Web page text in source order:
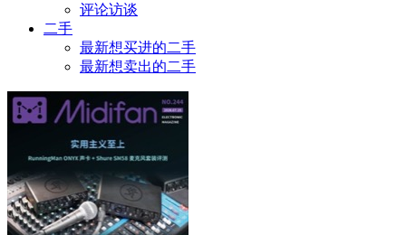
评论访谈
二手
最新想买进的二手
最新想卖出的二手